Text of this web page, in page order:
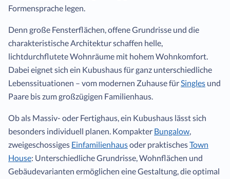
Formensprache legen.
Denn große Fensterflächen, offene Grundrisse und die
charakteristische Architektur schaffen helle,
lichtdurchflutete Wohnräume mit hohem Wohnkomfort.
Dabei eignet sich ein Kubushaus für ganz unterschiedliche
Lebenssituationen – vom modernen Zuhause fürSingles und
Paare bis zum großzügigen Familienhaus.
Ob als Massiv- oder Fertighaus, ein Kubushaus lässt sich
besonders individuell planen. Kompakter Bungalow,
zweigeschossiges Einfamilienhausoder praktischesTown
House: Unterschiedliche Grundrisse, Wohnflächen und
Gebäudevarianten ermöglichen eine Gestaltung, die optimal